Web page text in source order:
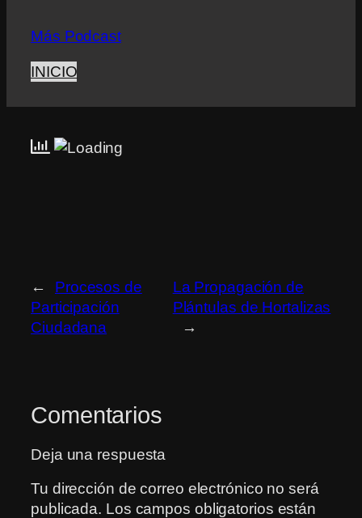
Más Podcast
INICIO
←
Procesos de
Participación
Ciudadana
La Propagación de
Plántulas de Hortalizas
→
Comentarios
Deja una respuesta
Tu dirección de correo electrónico no será
publicada. Los campos obligatorios están